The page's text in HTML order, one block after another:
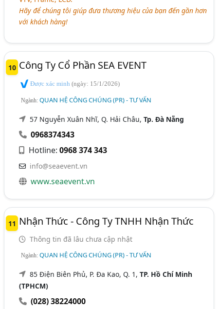
Hãy để chúng tôi giúp đưa thương hiệu của bạn đến gần hơn
với khách hàng!
10 Công Ty Cổ Phần SEA EVENT
Được xác minh(ngày: 15/1/2026)
Ngành:QUAN HỆ CÔNG CHÚNG (PR) - TƯ VẤN
57 Nguyễn Xuân Nhĩ, Q. Hải Châu,Tp. Đà Nẵng
0968374343
Hotline:0968 374 343
info@seaevent.vn
www.seaevent.vn
11 Nhận Thức - Công Ty TNHH Nhận Thức
Thông tin đã lâu chưa cập nhật
Ngành:QUAN HỆ CÔNG CHÚNG (PR) - TƯ VẤN
85 Điện Biên Phủ, P. Đa Kao, Q. 1,TP. Hồ Chí Minh
(TPHCM)
(028) 38224000